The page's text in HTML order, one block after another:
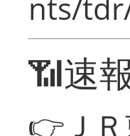
nts/
📶速
👉Ｊ